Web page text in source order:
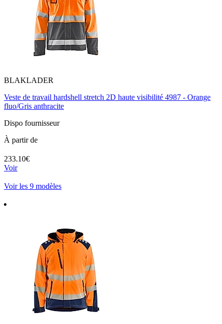
BLAKLADER
Veste de travail hardshell stretch 2D haute visibilité 4987 - Orange
fluo/Gris anthracite
Dispo fournisseur
À partir de
233.10€
Voir
Voir les 9 modèles